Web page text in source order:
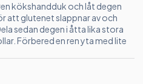
kökshandduk och låt degen
att glutenet slappnar av och
sedan degen i åtta lika stora
Förbered en ren yta med lite